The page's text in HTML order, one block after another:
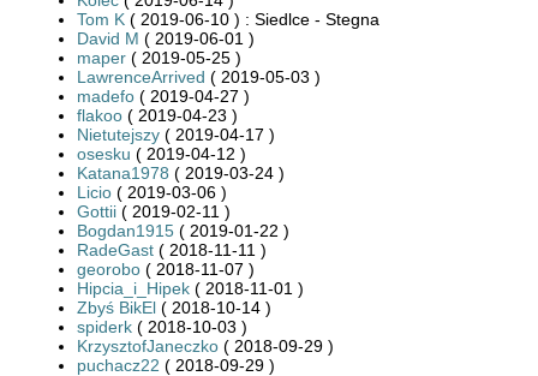
Tom K ( 2019-06-10 ) : Siedlce - Stegna
David M ( 2019-06-01 )
maper ( 2019-05-25 )
LawrenceArrived ( 2019-05-03 )
madefo ( 2019-04-27 )
flakoo ( 2019-04-23 )
Nietutejszy ( 2019-04-17 )
osesku ( 2019-04-12 )
Katana1978 ( 2019-03-24 )
Licio ( 2019-03-06 )
Gottii ( 2019-02-11 )
Bogdan1915 ( 2019-01-22 )
RadeGast ( 2018-11-11 )
georobo ( 2018-11-07 )
Hipcia_i_Hipek ( 2018-11-01 )
Zbyś BikEl ( 2018-10-14 )
spiderk ( 2018-10-03 )
KrzysztofJaneczko ( 2018-09-29 )
puchacz22 ( 2018-09-29 )